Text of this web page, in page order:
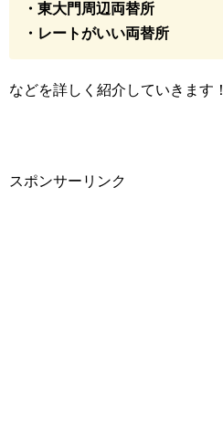
・東大門周辺両替所
・レートがいい両替所
などを詳しく紹介していきます！
スポンサーリンク